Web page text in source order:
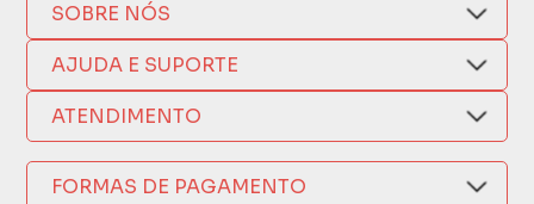
SOBRE NÓS
Quem Somos
Compra Segura
Como Comprar
Nossas Lojas
Política de Privacidade
AJUDA E SUPORTE
Nosso Aplicativo
Trocas e Devoluções
Formas de Pagamento
Fretes e Entregas
ATENDIMENTO
(17) 3209-9595
FORMAS DE PAGAMENTO